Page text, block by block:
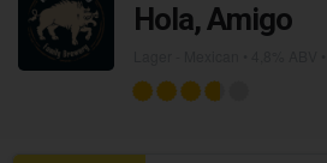
Hola, Amigo